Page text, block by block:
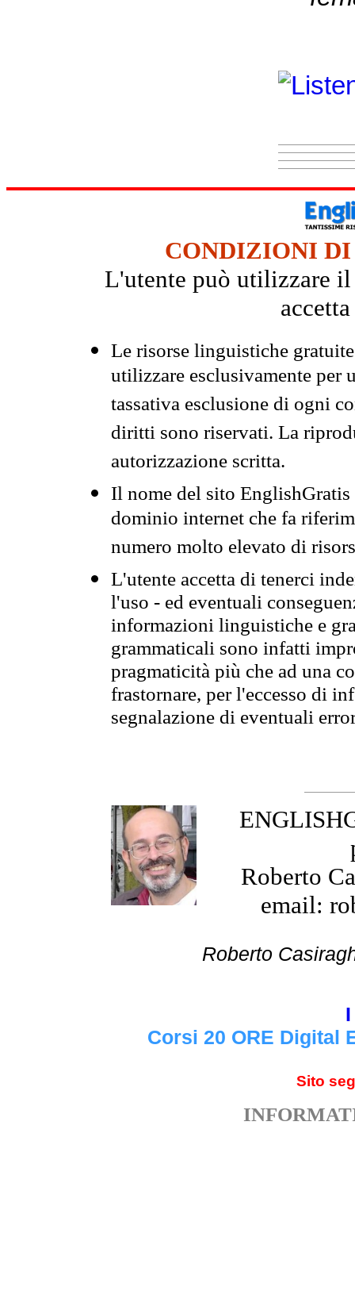
CONDIZIONI DI
L'utente può utilizzare il
Le risorse linguistiche
utilizzare esclusivamente per
tassativa esclusione di ogni
diritti sono riservati. La
autorizzazione scritta.
Il nome del sito
dominio internet che fa
numero molto elevato di
L'utente accetta di tenerci
l'uso - ed eventuali
informazioni linguistiche e
grammaticali sono infatti
pragmaticità più che ad una
frastornare, per l'eccesso di
segnalazione di eventuali
Roberto
email:
Roberto
Corsi 20 ORE Digital
Sito